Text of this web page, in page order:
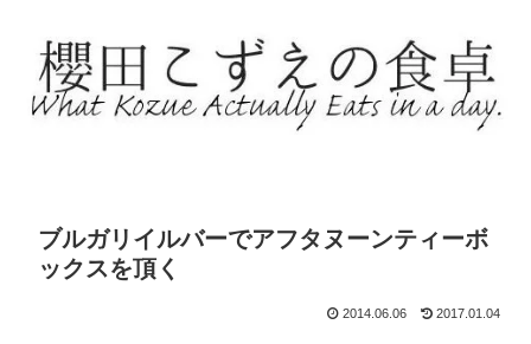
ブルガリイルバーでアフタヌーンティーボ
ックスを頂く
2014.06.06 2017.01.04